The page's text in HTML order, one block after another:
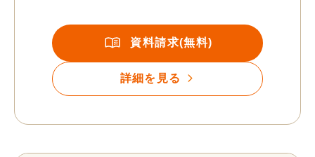
資料請求(無料)
詳細を見る